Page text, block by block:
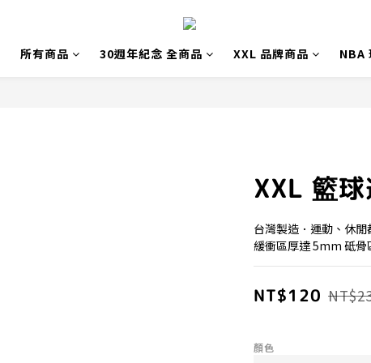
所有商品 30週年紀念 全商品 XXL 品牌商品 NBA
XXL 籃
台灣製造．運動、休閒
緩衝區厚達 5mm 砥骨
NT$120
顏色